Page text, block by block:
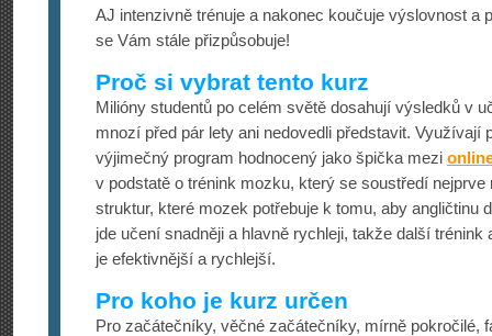
AJ intenzivně trénuje a nakonec koučuje výslovnost a
se Vám stále přizpůsobuje!
Proč si vybrat tento kurz
Milióny studentů po celém světě dosahují výsledků v
mnozí před pár lety ani nedovedli představit. Využívají
výjimečný program hodnocený jako špička mezi
v podstatě o trénink mozku, který se soustředí
struktur, které mozek potřebuje k tomu, aby angličtinu
jde učení snadněji a hlavně rychleji, takže další trénink
je efektivnější a rychlejší.
Pro koho je kurz určen
Pro začátečníky, věčné začátečníky, mírně pokročilé,